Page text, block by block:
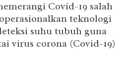
Covid-19 salah
teknologi
suhu tubuh guna
virus corona (Covid-19)